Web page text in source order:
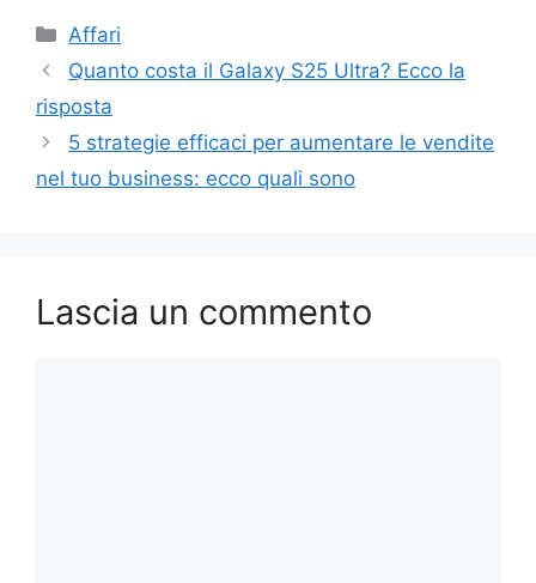
Categorie
Affari
Quanto costa il Galaxy S25 Ultra? Ecco la
risposta
5 strategie efficaci per aumentare le vendite
nel tuo business: ecco quali sono
Lascia un commento